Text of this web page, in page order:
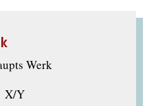
X/Y